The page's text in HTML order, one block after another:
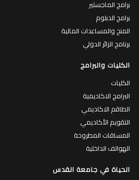
برامج الماجستير
برامج الدبلوم
المنح والمساعدات المالية
برنامج الزائر الدولي
الكليات والبرامج
الكليات
البرامج الاكاديمية
الطاقم الاكاديمي
التقويم الأكاديمي
المساقات المطروحة
الهواتف الداخلية
الحياة في جامعة القدس